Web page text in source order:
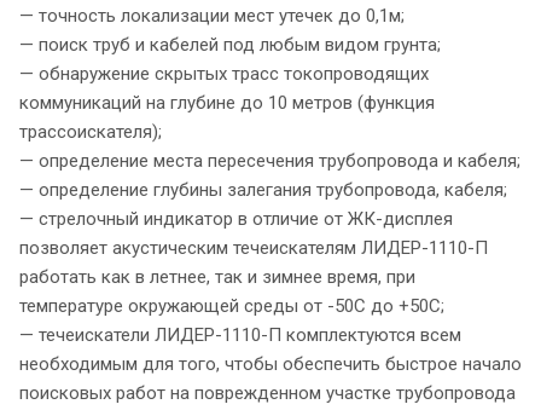
— точность локализации мест утечек до 0,1м;
— поиск труб и кабелей под любым видом грунта;
— обнаружение скрытых трасс токопроводящих
коммуникаций на глубине до 10 метров (функция
трассоискателя);
— определение места пересечения трубопровода и кабеля;
— определение глубины залегания трубопровода, кабеля;
— стрелочный индикатор в отличие от ЖК-дисплея
позволяет акустическим течеискателям ЛИДЕР-1110-П
работать как в летнее, так и зимнее время, при
температуре окружающей среды от -50С до +50С;
— течеискатели ЛИДЕР-1110-П комплектуются всем
необходимым для того, чтобы обеспечить быстрое начало
поисковых работ на поврежденном участке трубопровода